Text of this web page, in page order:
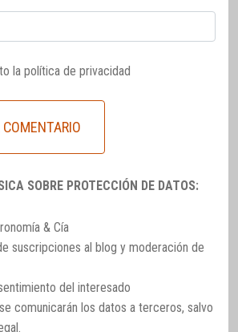
la política de privacidad
SOBRE PROTECCIÓN DE DATOS:
& Cía
suscripciones al blog y moderación de
del interesado
comunicarán los datos a terceros, salvo